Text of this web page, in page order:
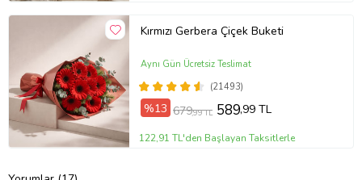
Kırmızı Gerbera Çiçek Buketi
(21493)
Aynı Gün Ücretsiz Teslimat
%13 679,99 TL 589,99 TL
122,91 TL'den Başlayan Taksitlerle